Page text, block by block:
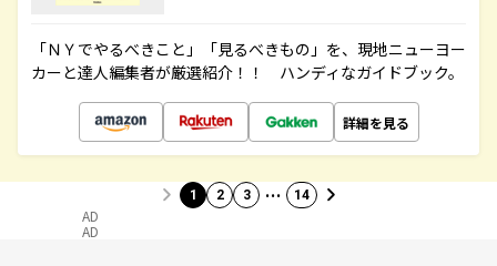
「ＮＹでやるべきこと」「見るべきもの」を、現地ニューヨー
カーと達人編集者が厳選紹介！！ ハンディなガイドブック。
詳細を見る
1 2 3 … 14
AD
AD